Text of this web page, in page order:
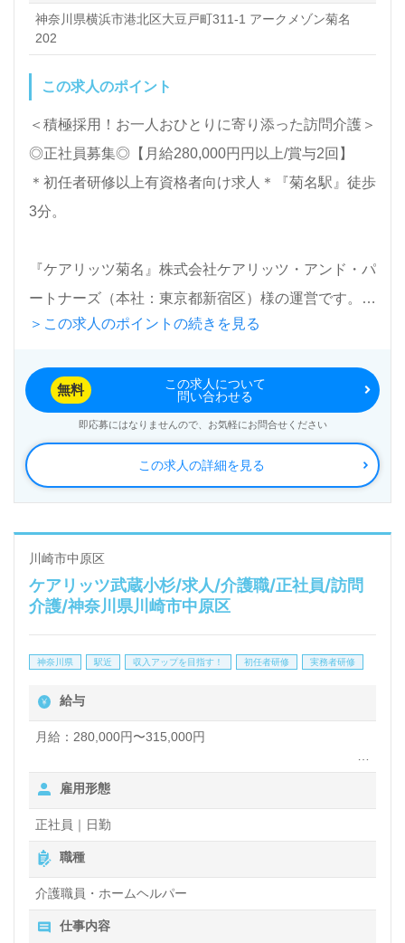
内します。お問い合わせも遠慮なくお願いします。
全国の求人ご紹介！医療/福祉業界の正社員/パート仕
に検討の方も遠慮なく＊
LINE、メール、お電話などご希望に応じてお問い合
わせ/ご相談可能です。転職相談、求人紹介、年収交
渉など完全無料サービスをご利用いただけます。＜非
転職活動！お問い合わせお待ちしております。
神奈川県横浜市港北区大豆戸町311-1 アークメゾン菊名
202
この求人のポイント
＜積極採用！お一人おひとりに寄り添った訪問介護＞
◎正社員募集◎【月給280,000円円以上/賞与2回】
＊初任者研修以上有資格者向け求人＊『菊名駅』徒歩
3分。
『ケアリッツ菊名』株式会社ケアリッツ・アンド・パ
ートナーズ（本社：東京都新宿区）様の運営です。従
業員数2,600人以上。宮城、東京、神奈川、千葉、埼
短期入所生活介護、居宅介護支援、パートナーズサー
ビス、レジデンシャル、トラベル事業を展開。IT技術
を活用して介護業界NO.1を目指されている、注目の
企業様です。
◎あなたの笑顔を待っているご利用者様がいます！是
非、ご一緒に働きませんか◎
看護助手や介護職経験のある方をお迎えします。訪問
介護の経験は問いません。中途採用の方、幅広い年代
浜市港北区、鶴見区。ご利用者様宅へお伺いさせてい
ただき、介護業務、買い物や掃除、洗濯等の日常生活
サポートをお願いします。『ご利用者様を思いやり、
お気持ちに寄り添った介護支援を目指されている方』
『毎日違う訪問先にお伺いするスタイルに興味がある
方』『日勤正社員で看護助手/介護職経験を活かした
い』等にもおすすめです。
【同時募集】愛知、神奈川、東京、大阪エリアに新規
訪問介護事業所オープン！詳しい事業所情報等はエン
＞この求人のポイントの続きを見る
この求人の詳細を見る
無料
この求人について
問い合わせる
即応募にはなりませんので、お気軽にお問合せください
川崎市中原区
ケアリッツ武蔵小杉/求人/介護職/正社員/訪問
介護/神奈川県川崎市中原区
神奈川県 駅近 収入アップを目指す！ 初任者研修 実務者研修
給与
月給：280,000円〜315,000円
土日出勤手当（月最大6,000円）別途支給
資格手当：（介護福祉士）15,000円
超過勤務手当
給与改定：年1回（4月）
賞与：年2回（4月、10月）
雇用形態
正社員｜日勤
職種
介護職員・ホームヘルパー
仕事内容